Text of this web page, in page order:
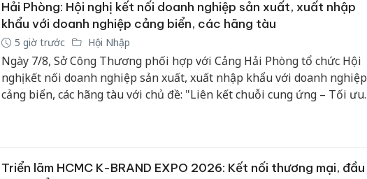
Hải Phòng: Hội nghị kết nối doanh nghiệp sản xuất, xuất nhập
khẩu với doanh nghiệp cảng biển, các hãng tàu
5 giờ trước Hội Nhập
Ngày 7/8, Sở Công Thương phối hợp với Cảng Hải Phòng tổ chức Hội
nghị kết nối doanh nghiệp sản xuất, xuất nhập khẩu với doanh nghiệp
cảng biển, các hãng tàu với chủ đề: "Liên kết chuỗi cung ứng – Tối ưu
số 11-NQ/TU.
Triển lãm HCMC K-BRAND EXPO 2026: Kết nối thương mại, đầu